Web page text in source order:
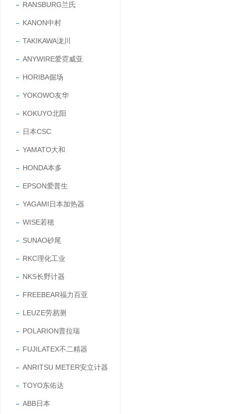
RANSBURG兰氏
KANON中村
TAKIKAWA泷川
ANYWIRE爱霓威亚
HORIBA倔场
YOKOWO友华
KOKUYO北阳
日本CSC
YAMATO大和
HONDA本多
EPSON爱普生
YAGAMI日本加热器
WISE若穂
SUNAO砂尾
RKC理化工业
NKS长野计器
FREEBEAR福力百亚
LEUZE劳易测
POLARION普拉瑞
FUJILATEX不二精器
ANRITSU METER安立计器
TOYO东佑达
ABB日本